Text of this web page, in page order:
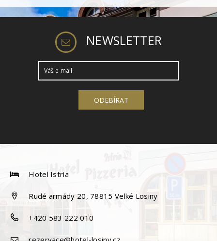
NEWSLETTER
Hotel Istria
Rudé armády 20, 78815 Velké Losiny
+420 583 222 010